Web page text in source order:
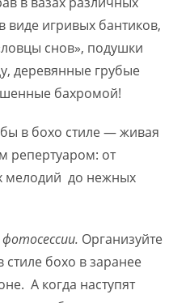
игривых бантиков,
снов», подушки
деревянные грубые
бахромой!
в бохо стиле — живая
репертуаром: от
мелодий до нежных
Организуйте
стиле бохо в заранее
А когда наступят